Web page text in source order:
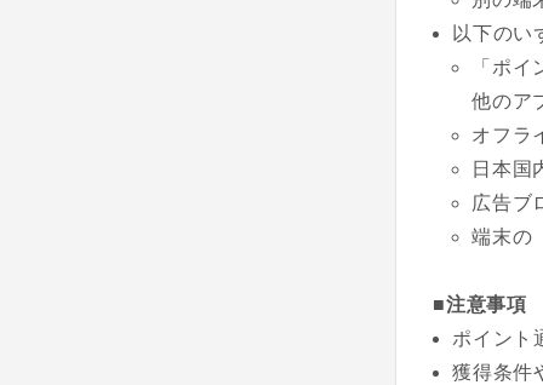
以下のい
「ポ
他のア
オフラ
日本国
広告ブ
端末の
■注意事項
ポイント
獲得条件